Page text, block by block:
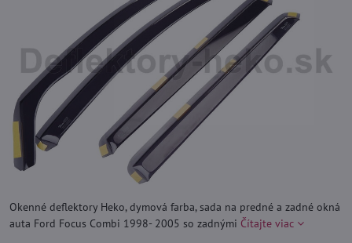
Okenné deflektory Heko, dymová farba, sada na predné a zadné okná
auta Ford Focus Combi 1998- 2005 so zadnými Čítajte viac